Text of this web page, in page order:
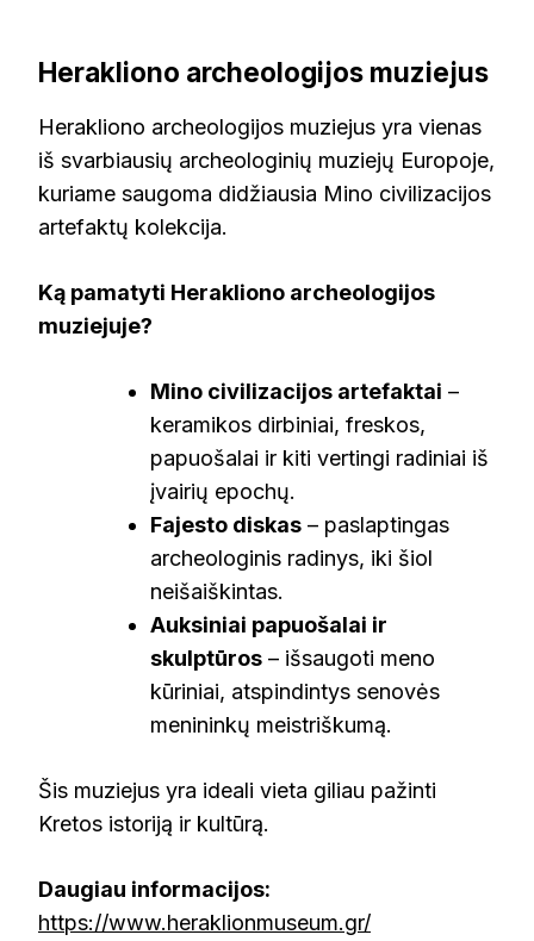
Herakliono archeologijos muziejus
Herakliono archeologijos muziejus yra vienas
iš svarbiausių archeologinių muziejų Europoje,
kuriame saugoma didžiausia Mino civilizacijos
artefaktų kolekcija.
Ką pamatyti Herakliono archeologijos
muziejuje?
Mino civilizacijos artefaktai –
keramikos dirbiniai, freskos,
papuošalai ir kiti vertingi radiniai iš
įvairių epochų.
Fajesto diskas – paslaptingas
archeologinis radinys, iki šiol
neišaiškintas.
Auksiniai papuošalai ir
skulptūros – išsaugoti meno
kūriniai, atspindintys senovės
menininkų meistriškumą.
Šis muziejus yra ideali vieta giliau pažinti
Kretos istoriją ir kultūrą.
Daugiau informacijos:
https://www.heraklionmuseum.gr/